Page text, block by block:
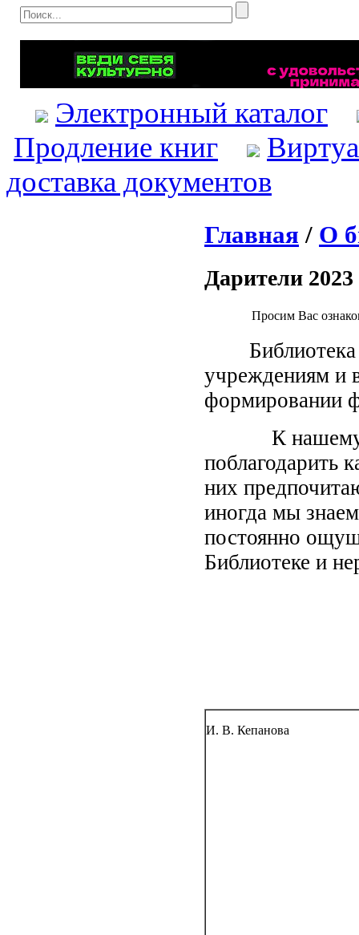
Электронный каталог
Продление книг
доставка документов
Главная / О
Дарители 2023
Просим Вас
Библиотека
учреждениям и
формировании
К нашему
поблагодарить
них
иногда мы
постоянно
Библиотеке и
И. В. Кепанова